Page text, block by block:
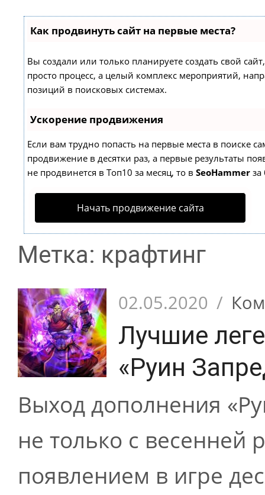
Как продвинуть сайт на первые места?
Вы создали или только планируете создать свой
просто процесс, а целый комплекс мероприятий,
позиций в поисковых системах.
Ускорение продвижения
Если вам трудно попасть на первые места в поиске
продвижение в десятки раз, а первые результаты
не продвинется в Топ10 за месяц, то в SeoHammer за
Начать продвижение сайта
Метка: крафтинг
02.05.2020 /
Лучшие
«Руин
Выход дополнения
не только с весенней
появлением в игре